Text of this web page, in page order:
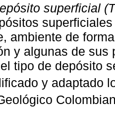
superficial
ambiente de
y algunas de sus
tipo de depósito
y adaptado